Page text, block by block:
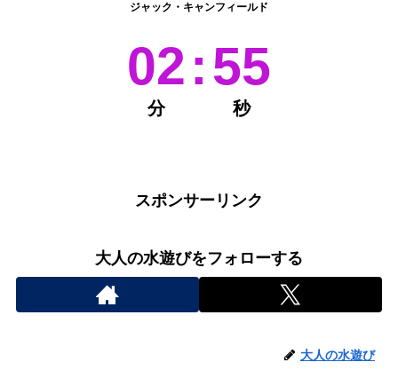
ジャック・キャンフィールド
02
分
:55
秒
スポンサーリンク
大人の水遊びをフォローする
大人の水遊び